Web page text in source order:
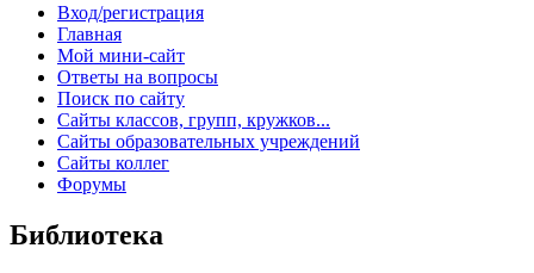
Вход/регистрация
Главная
Мой мини-сайт
Ответы на вопросы
Поиск по сайту
Сайты классов, групп, кружков...
Сайты образовательных учреждений
Сайты коллег
Форумы
Библиотека